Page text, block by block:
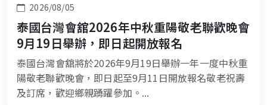
2026/08/05
泰國台灣會舘2026年中秋重陽敬老聯歡晚會
9月19日舉辦，即日起開放報名
泰國台灣會舘將於2026年9月19日舉辦一年一度中秋重
陽敬老聯歡晚會，即日起至9月11日開放報名敬老祝壽
及訂席，歡迎鄉親踴躍參加。...